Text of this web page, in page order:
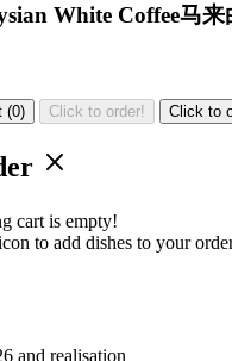
White Coffee马来
(0) Click to order! Click to
cart is empty!
to add dishes to your
and realisation